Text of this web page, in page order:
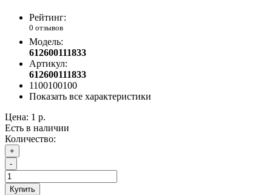
Рейтинг:
0 отзывов
Модель:
612600111833
Артикул:
612600111833
1100100100
Показать все характеристики
Цена: 1 р.
Есть в наличии
Количество:
+
-
Купить